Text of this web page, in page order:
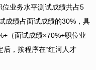
业务水平测试成绩共占5
成绩占面试成绩的30%，具
（面试成绩×70%+职位业
，按程序在“红河人才